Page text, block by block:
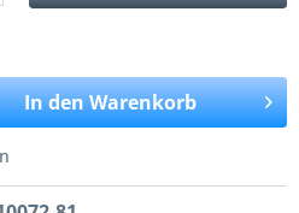
In denWarenkorb